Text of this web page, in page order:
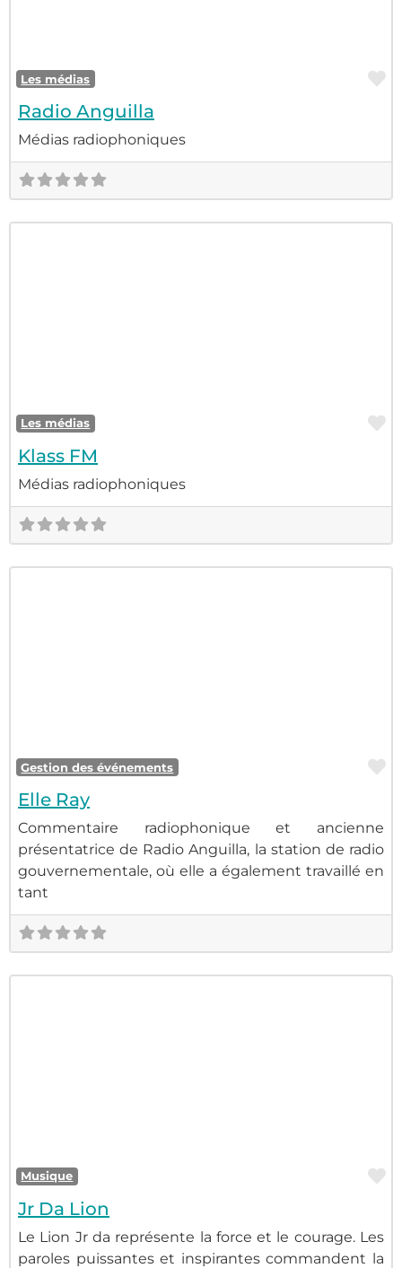
Organisations culturelles
Les médias
Radio Anguilla
Médias radiophoniques
Les médias
Klass FM
Médias radiophoniques
Gestion des événements
Elle Ray
Commentaire radiophonique et ancienne
présentatrice de Radio Anguilla, la station de radio
gouvernementale, où elle a également travaillé en
tant
Musique
Jr Da Lion
Le Lion Jr da représente la force et le courage. Les
paroles puissantes et inspirantes commandent la